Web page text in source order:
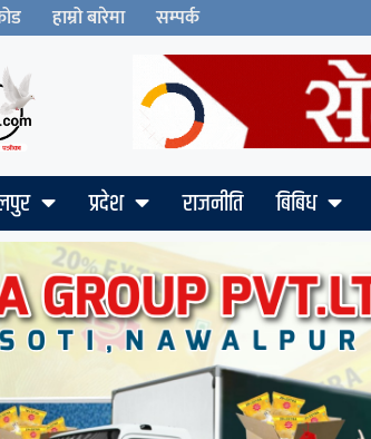
हाम्रो बारेमा सम्पर्क
प्रदेश राजनीति बिबिध